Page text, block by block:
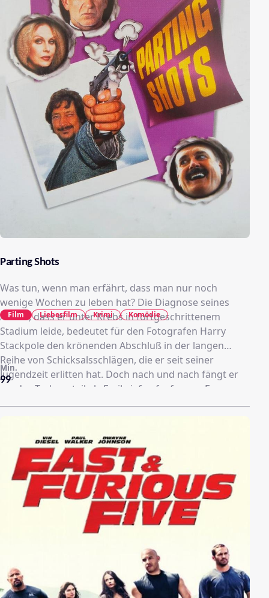
Parting Shots
Was tun, wenn man erfährt, dass man nur noch
wenige Wochen zu leben hat? Die Diagnose seines
Arztes, dass er unter Krebs in fortgeschrittenem
Stadium leide, bedeutet für den Fotografen Harry
Stackpole den krönenden Abschluß in der langen
Reihe von Schicksalsschlägen, die er seit seiner
Jugendzeit erlitten hat. Doch nach und nach fängt er
an, das Todesurteil als Freibrief aufzufassen. Er
beginnt, sein Leben jenseits von Vernunft und
jene Menschen ins Jenseits zu befördern, die ihm
bisher das Leben zur Hölle gemacht haben.
99
Min.
Film Liebesfilm Krimi Komödie